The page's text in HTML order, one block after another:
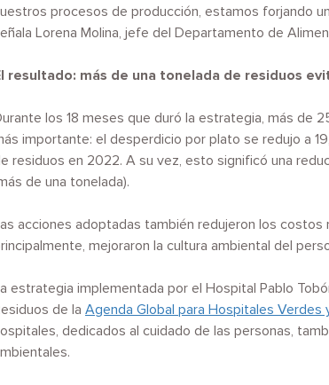
procesos de producción, estamos forjando
Lorena Molina, jefe del Departamento de
resultado: más de una tonelada de residuos
los 18 meses que duró la estrategia, más de
importante: el desperdicio por plato se redujo a
residuos en 2022. A su vez, esto significó una
de una tonelada).
acciones adoptadas también redujeron los costos
mejoraron la cultura ambiental del
estrategia implementada por el Hospital Pablo
de la Agenda Global para Hospitales Verdes
dedicados al cuidado de las personas,